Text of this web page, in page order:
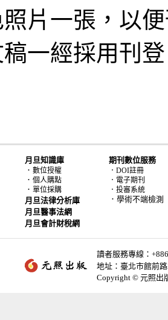
片一張，以
一經採用刊
月旦知識庫
． 數位授權
． 個人購點
． 單位採購
月旦法律分析庫
月旦醫事法網
月旦會計財稅網
期刊數位服務
．DOI註冊
．電子期刊
．投審系統
．學術不端檢測
讀者服務專線：
地址：臺北市館前
Copyright © 元照出